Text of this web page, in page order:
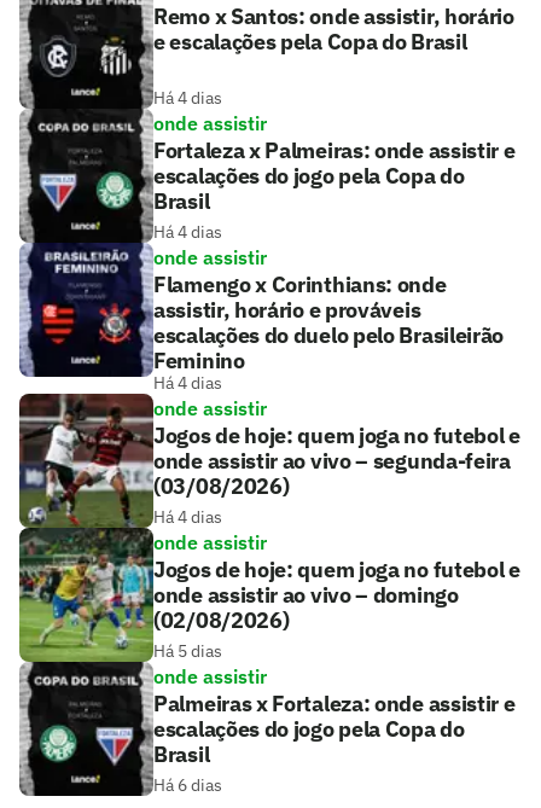
Remo x Santos: onde assistir, horário
e escalações pela Copa do Brasil
Há 4 dias
onde assistir
Fortaleza x Palmeiras: onde assistir e
escalações do jogo pela Copa do
Brasil
Há 4 dias
onde assistir
Flamengo x Corinthians: onde
assistir, horário e prováveis
escalações do duelo pelo Brasileirão
Feminino
Há 4 dias
onde assistir
Jogos de hoje: quem joga no futebol e
onde assistir ao vivo – segunda-feira
(03/08/2026)
Há 4 dias
onde assistir
Jogos de hoje: quem joga no futebol e
onde assistir ao vivo – domingo
(02/08/2026)
Há 5 dias
onde assistir
Palmeiras x Fortaleza: onde assistir e
escalações do jogo pela Copa do
Brasil
Há 6 dias